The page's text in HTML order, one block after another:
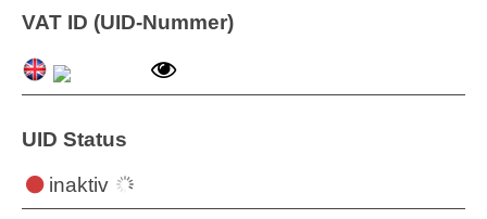
VAT ID (UID-Nummer)
UID Status
inaktiv